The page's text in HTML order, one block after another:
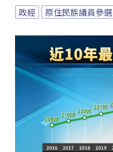
政經 原住民族議員參選